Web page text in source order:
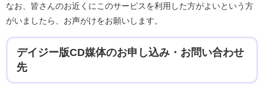
なお、皆さんのお近くにこのサービスを利用した方がよいという方
がいましたら、お声がけをお願いします。
デイジー版CD媒体のお申し込み・お問い合わせ
先